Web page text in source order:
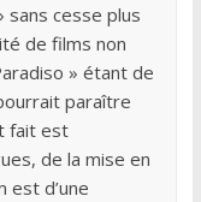
sans cesse plus
de films non
» étant de
paraître
fait est
de la mise en
est d’une